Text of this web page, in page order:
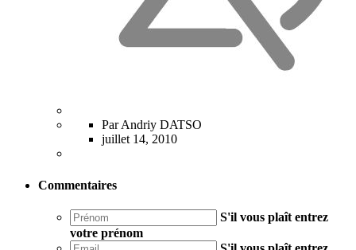
Par Andriy DATSO
juillet 14, 2010
Commentaires
S'il vous plaît entrez
votre prénom